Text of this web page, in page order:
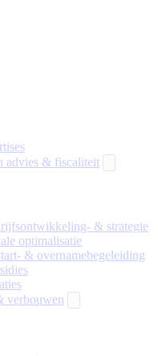
advies & fiscaliteit
& strategie
optimalisatie
& overnamebegeleiding
verbouwen